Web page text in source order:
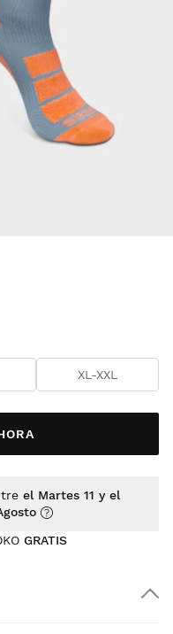
XL-XXL
GRATIS
el Martes 11 y el